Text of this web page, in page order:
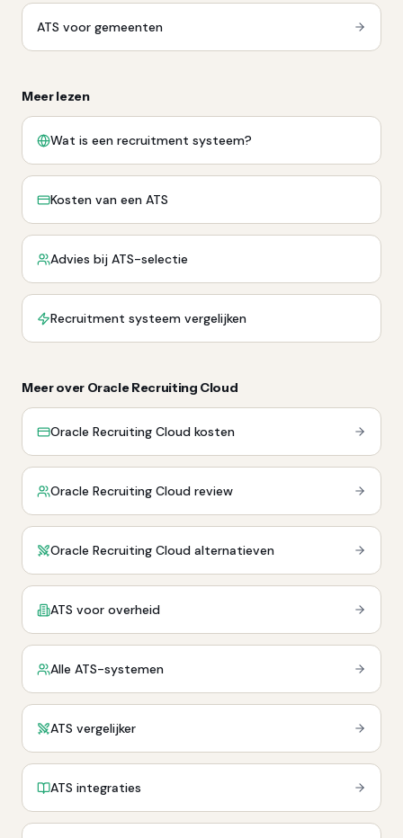
ATS voor gemeenten
Meer lezen
Wat is een recruitment systeem?
Kosten van een ATS
Advies bij ATS-selectie
Recruitment systeem vergelijken
Meer over Oracle Recruiting Cloud
Oracle Recruiting Cloud kosten
Oracle Recruiting Cloud review
Oracle Recruiting Cloud alternatieven
ATS voor overheid
Alle ATS-systemen
ATS vergelijker
ATS integraties